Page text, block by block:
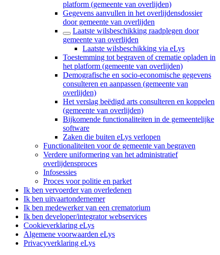
platform (gemeente van overlijden)
Gegevens aanvullen in het overlijdensdossier
door gemeente van overlijden
Laatste wilsbeschikking raadplegen door
gemeente van overlijden
Laatste wilsbeschikking via eLys
Toestemming tot begraven of crematie opladen in
het platform (gemeente van overlijden)
Demografische en socio-economische gegevens
consulteren en aanpassen (gemeente van
overlijden)
Het verslag beëdigd arts consulteren en koppelen
(gemeente van overlijden)
Bijkomende functionaliteiten in de gemeentelijke
software
Zaken die buiten eLys verlopen
Functionaliteiten voor de gemeente van begraven
Verdere uniformering van het administratief
overlijdensproces
Infosessies
Proces voor politie en parket
Ik ben vervoerder van overledenen
Ik ben uitvaartondernemer
Ik ben medewerker van een crematorium
Ik ben developer/integrator webservices
Cookieverklaring eLys
Algemene voorwaarden eLys
Privacyverklaring eLys